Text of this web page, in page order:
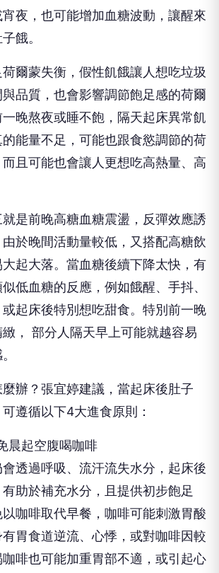
夜，也可能增加血糖波動，讓醒來
餓。
爾蒙失衡，假性飢餓讓人想吃垃圾
品質，也會影響調節飽足感的荷爾
晚熬夜或睡不飽，隔天起床異常飢
能量不足，可能也跟食慾調節的荷
且可能也會讓人更想吃高熱量、高
是前晚高糖血糖震盪，反彈效應誘
於晚間活動量較低，又搭配高糖飲
起大落。當血糖後續下降太快，有
低血糖的反應，例如餓醒、手抖、
起床後特別想吃甜食。特別前一晚
， 部分人隔天早上可能就越容易
辦？張宜婷建議，當起床後肚子
遵循以下4大進食原則：
晨起空腹喝咖啡
透過呼吸、流汗流失水分，起床後
助於補充水分，且提供初步飽足
咖啡取代早餐，咖啡可能刺激胃酸
胃食道逆流、心悸，或對咖啡因較
啡也可能加重胃部不適，或引起心